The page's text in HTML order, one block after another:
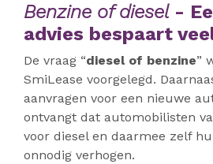
Benzine of diesel-
advies bespaart
De vraag “diesel of benzine”
SmiLease voorgelegd.
aanvragen voor een nieuwe
ontvangt dat automobilisten
voor diesel en daarmee zelf
onnodig verhogen.